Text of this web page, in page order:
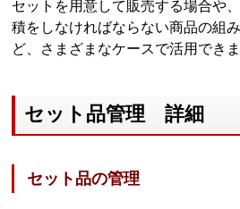
セットを用意して販売する場合や
積をしなければならない商品の組
ど、さまざまなケースで活用できま
セット品管理 詳細
セット品の管理